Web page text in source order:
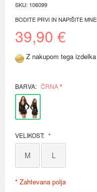
SKU: 106099
BODITE PRVI IN NAPIŠITE
39,90 €
Z nakupom tega
BARVA: ČRNA
VELIKOST:
M L
* Zahtevana polja